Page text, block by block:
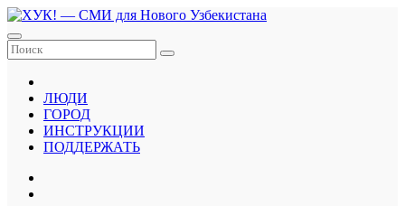
Перейти
к
содержанию
ЛЮДИ
ГОРОД
ИНСТРУКЦИИ
ПОДДЕРЖАТЬ